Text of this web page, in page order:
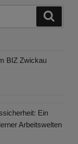
BIZ Zwickau
Ein
Arbeitswelten